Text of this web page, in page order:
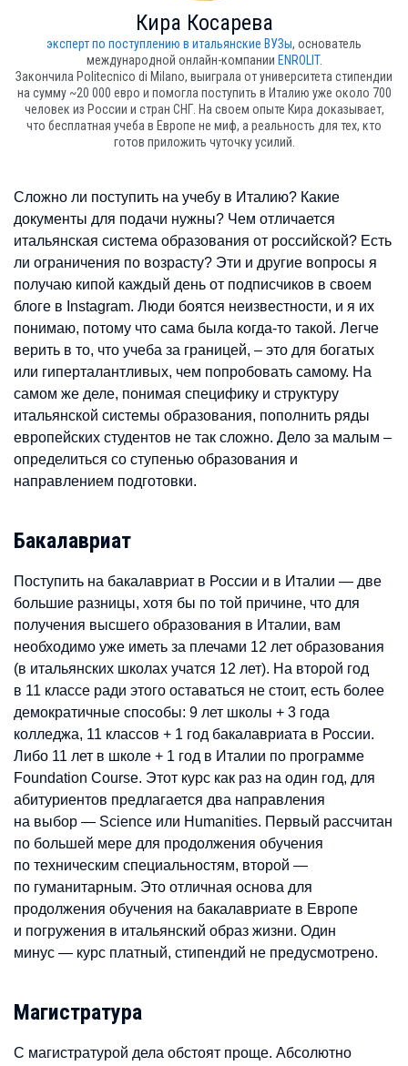
Кира Косарева
эксперт по поступлению в итальянские ВУЗы, основатель
международной онлайн-компании ENROLIT.
Закончила Politecnico di Milano, выиграла от университета стипендии
на сумму ~20 000 евро и помогла поступить в Италию уже около 700
человек из России и стран СНГ. На своем опыте Кира доказывает,
что бесплатная учеба в Европе не миф, а реальность для тех, кто
готов приложить чуточку усилий.
Сложно ли поступить на учебу в Италию? Какие
документы для подачи нужны? Чем отличается
итальянская система образования от российской? Есть
ли ограничения по возрасту? Эти и другие вопросы я
получаю кипой каждый день от подписчиков в своем
блоге в Instagram. Люди боятся неизвестности, и я их
понимаю, потому что сама была когда-то такой. Легче
верить в то, что учеба за границей, – это для богатых
или гиперталантливых, чем попробовать самому. На
самом же деле, понимая специфику и структуру
итальянской системы образования, пополнить ряды
европейских студентов не так сложно. Дело за малым –
определиться со ступенью образования и
направлением подготовки.
Бакалавриат
Поступить на бакалавриат в России и в Италии — две
большие разницы, хотя бы по той причине, что для
получения высшего образования в Италии, вам
необходимо уже иметь за плечами 12 лет образования
(в итальянских школах учатся 12 лет). На второй год
в 11 классе ради этого оставаться не стоит, есть более
демократичные способы: 9 лет школы + 3 года
колледжа, 11 классов + 1 год бакалавриата в России.
Либо 11 лет в школе + 1 год в Италии по программе
Foundation Course. Этот курс как раз на один год, для
абитуриентов предлагается два направления
на выбор — Science или Humanities. Первый рассчитан
по большей мере для продолжения обучения
по техническим специальностям, второй —
по гуманитарным. Это отличная основа для
продолжения обучения на бакалавриате в Европе
и погружения в итальянский образ жизни. Один
минус — курс платный, стипендий не предусмотрено.
Магистратура
С магистратурой дела обстоят проще. Абсолютно